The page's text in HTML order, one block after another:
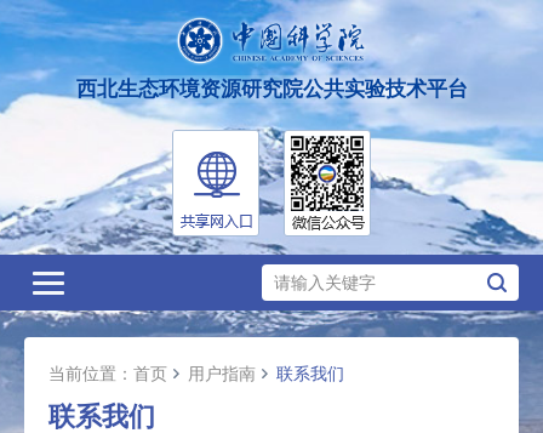
西北生态环境资源研究院公共实验技术平台
Toggle
navigation
当前位置： 首页 用户指南 联系我们
联系我们